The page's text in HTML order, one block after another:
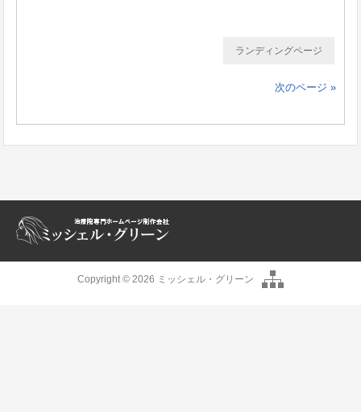
ランディングページ
次のページ »
Copyright © 2026 ミッシェル・グリーン